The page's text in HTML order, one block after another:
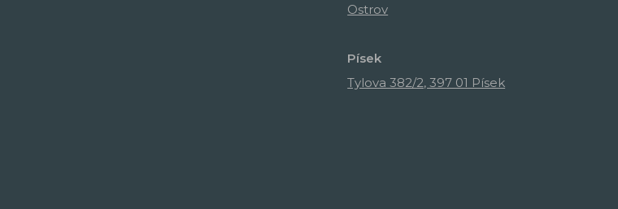
Ostrov
Písek
Tylova 382/2, 397 01 Písek